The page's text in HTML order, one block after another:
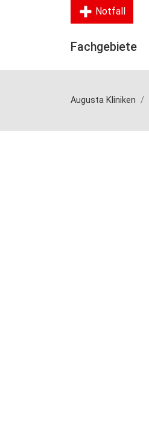
Notfall
Fachgebiete
Augusta Kliniken